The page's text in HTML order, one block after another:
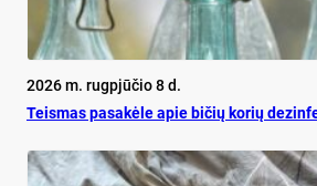
2026 m. rugpjūčio 8 d.
Teis­mas pa­sa­kė­le apie bi­čių ko­rių